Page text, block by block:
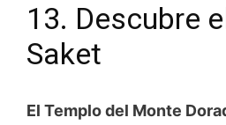
13. Descubre
Saket
El Templo del Monte